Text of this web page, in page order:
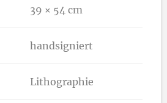
39 × 54 cm
handsigniert
Lithographie